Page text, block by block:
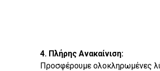
4. Πλήρης Ανακαίνιση:
Προσφέρουμε ολοκληρωμένες